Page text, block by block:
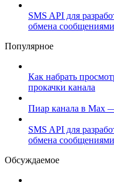
SMS API для
обмена
Популярное
Как набрать
прокачки канала
Пиар канала в Max
SMS API для
обмена
Обсуждаемое